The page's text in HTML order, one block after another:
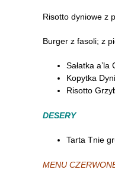
Risotto dyniowe z
Burger z fasoli; z
Sałatka
Kopytka
Risotto
DESERY
Tarta Tnie
MENU